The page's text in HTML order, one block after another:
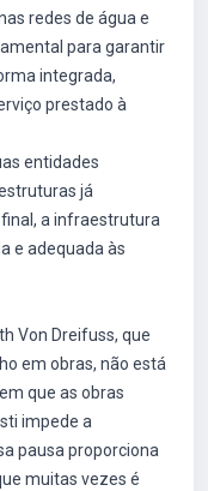
redes de água e
para garantir
integrada,
prestado à
entidades
já
a infraestrutura
e adequada às
Von Dreifuss, que
em obras, não está
que as obras
impede a
pausa proporciona
muitas vezes é